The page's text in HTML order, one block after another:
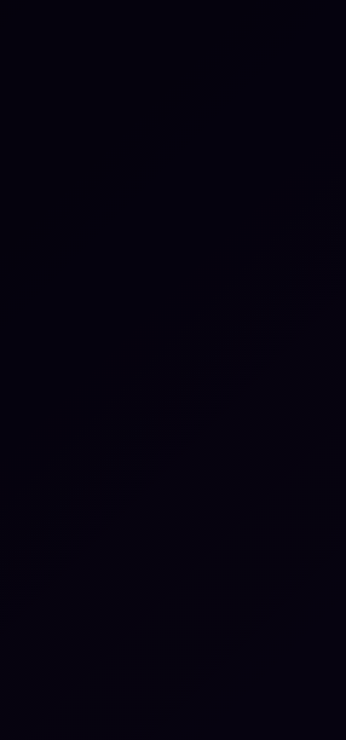
operacyjną, jakość
i skalowalność biznesu.
PIM to nie
tylko fundament
e-commerce
e-commerce zarządzanie
to coś więcej niż wypełnianie pól
proces, który wpływa na
zespołów, doświadczenie
relacje z partnerami B2B.
wdrożenie PIM (Product
traktując je jako projekt
gdy będziemy więksi”. Ale im
bez centralnego systemu do
tym większe straty:
i wizerunkowe.
jeszcze niedawno miały 50
sprzedaży, dziś próbują
3000 SKU, 5 rynkach, 3 językach
pracować „na pamięć”.
zespół spędza więcej czasu na